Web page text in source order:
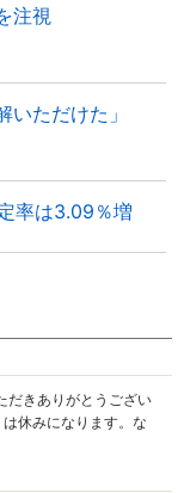
注視
ただけた」
率は3.09％増
だきありがとうござい
休みになります。な